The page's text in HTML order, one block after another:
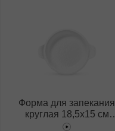
Форма для запекания
круглая 18,5x15 см
WL‑661541/A